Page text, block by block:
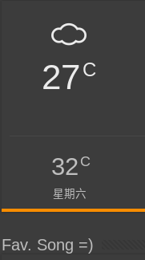
27C
32C
星期六
Fav. Song =)